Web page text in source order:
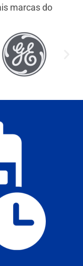
marcas do